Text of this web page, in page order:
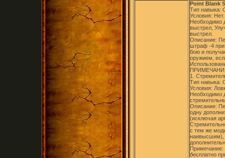
Point Blank
Тип навыка:
Условия: Нет.
Необходимо
выстрел,
выстрел.
Описание:
штраф -4 при
бою и
оружием,
1.
Тип навыка:
Условия:
Необходимо
Описание:
одну
(исключая
с тем же
наивысшим),
Примечание:
бесплатно